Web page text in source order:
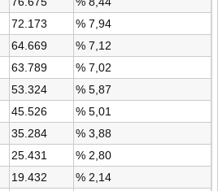
72.173
% 7,94
64.669
% 7,12
63.789
% 7,02
53.324
% 5,87
45.526
% 5,01
35.284
% 3,88
25.431
% 2,80
19.432
% 2,14